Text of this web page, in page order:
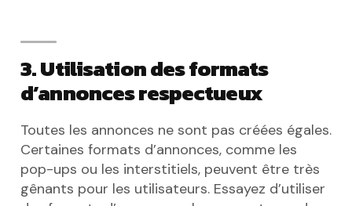
3. Utilisation des formats
d’annonces respectueux
Toutes les annonces ne sont pas créées égales.
Certaines formats d’annonces, comme les
pop-ups ou les interstitiels, peuvent être très
gênants pour les utilisateurs. Essayez d’utiliser